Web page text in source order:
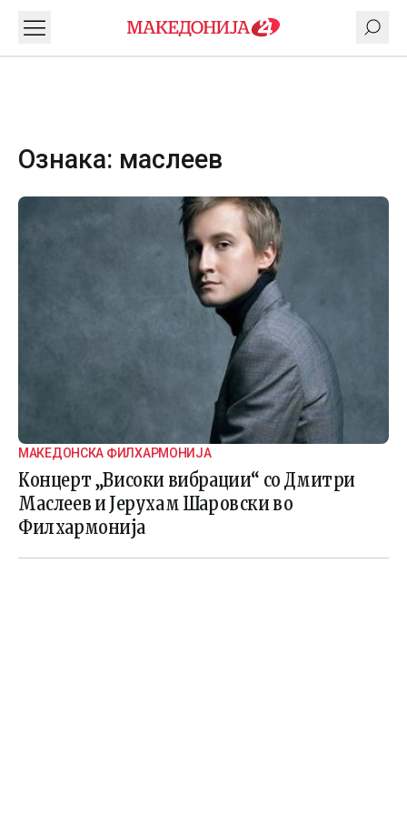
Ознака: маслеев
МАКЕДОНСКА ФИЛХАРМОНИЈА
Концерт „Високи вибрации“ со Дмитри
Маслеев и Јерухам Шаровски во
Филхармонија